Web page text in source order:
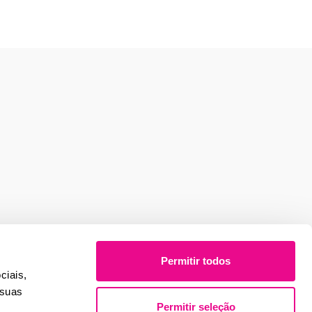
Permitir todos
Permitir seleção